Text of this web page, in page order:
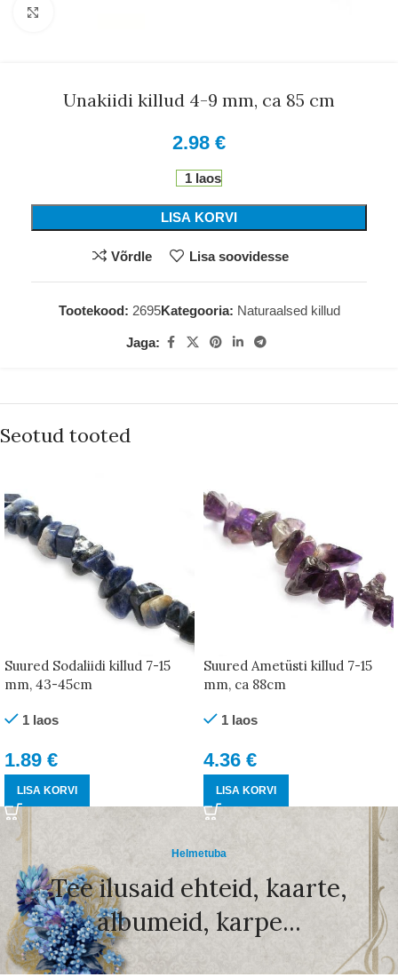
Unakiidi killud 4-9 mm, ca 85 cm
2.98 €
1 laos
LISA KORVI
Võrdle Lisa soovidesse
Tootekood: 2695Kategooria: Naturaalsed killud
Jaga:
Seotud tooted
Suured Sodaliidi killud 7-15
mm, 43-45cm
1 laos
1.89 €
LISA KORVI
Suured Ametüsti killud 7-15
mm, ca 88cm
1 laos
4.36 €
LISA KORVI
Helmetuba
Tee ilusaid ehteid, kaarte,
albumeid, karpe...